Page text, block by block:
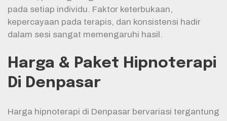
pada setiap individu. Faktor keterbukaan,
kepercayaan pada terapis, dan konsistensi hadir
dalam sesi sangat memengaruhi hasil.
Harga & Paket Hipnoterapi
Di Denpasar
Harga hipnoterapi di Denpasar bervariasi tergantung